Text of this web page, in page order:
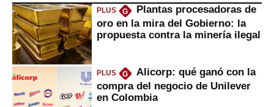
PLUS G
Plantas procesadoras de
oro en la mira del Gobierno: la
propuesta contra la minería ilegal
PLUS G
Alicorp: qué ganó con la
compra del negocio de Unilever
en Colombia